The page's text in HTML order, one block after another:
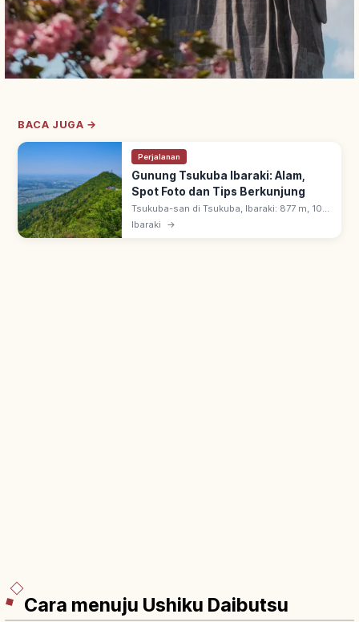
BACA JUGA →
Perjalanan
Gunung Tsukuba Ibaraki: Alam,
Spot Foto dan Tips Berkunjung
Tsukuba-san di Tsukuba, Ibaraki: 877 m, 100
Gunung Terkenal Jepang (terendah). 'Fuji di
Ibaraki →
Cara menuju Ushiku Daibutsu